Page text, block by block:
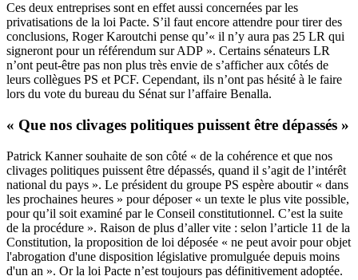
Ces deux entreprises sont en effet aussi concernées par les
privatisations de la loi Pacte. S’il faut encore attendre pour tirer des
conclusions, Roger Karoutchi pense qu’« il n’y aura pas 25 LR qui
signeront pour un référendum sur ADP ». Certains sénateurs LR
n’ont peut-être pas non plus très envie de s’afficher aux côtés de
leurs collègues PS et PCF. Cependant, ils n’ont pas hésité à le faire
lors du vote du bureau du Sénat sur l’affaire Benalla.
« Que nos clivages politiques puissent être dépassés »
Patrick Kanner souhaite de son côté « de la cohérence et que nos
clivages politiques puissent être dépassés, quand il s’agit de l’intérêt
national du pays ». Le président du groupe PS espère aboutir « dans
les prochaines heures » pour déposer « un texte le plus vite possible,
pour qu’il soit examiné par le Conseil constitutionnel. C’est la suite
de la procédure ». Raison de plus d’aller vite : selon l’article 11 de la
Constitution, la proposition de loi déposée « ne peut avoir pour objet
l'abrogation d'une disposition législative promulguée depuis moins
d'un an ». Or la loi Pacte n’est toujours pas définitivement adoptée.